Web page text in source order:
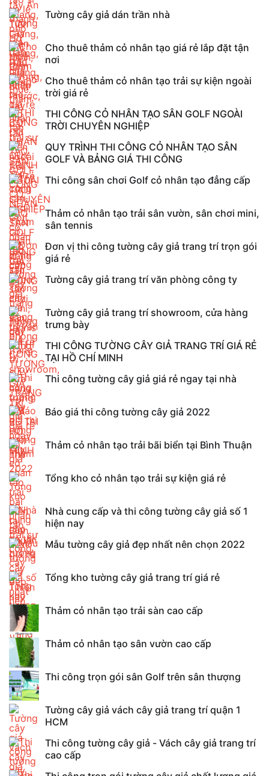
Tường cây giả dán trần nhà
Cho thuê thảm cỏ nhân tạo giá rẻ lắp đặt tận
nơi
Cho thuê thảm cỏ nhân tạo trải sự kiện ngoài
trời giá rẻ
THI CÔNG CỎ NHÂN TẠO SÂN GOLF NGOÀI
TRỜI CHUYÊN NGHIỆP
QUY TRÌNH THI CÔNG CỎ NHÂN TẠO SÂN
GOLF VÀ BẢNG GIÁ THI CÔNG
Thi công sân chơi Golf cỏ nhân tạo đẳng cấp
Thảm cỏ nhân tạo trải sân vườn, sân chơi mini,
sân tennis
Đơn vị thi công tường cây giả trang trí trọn gói
giá rẻ
Tường cây giả trang trí văn phòng công ty
Tường cây giả trang trí showroom, cửa hàng
trưng bày
THI CÔNG TƯỜNG CÂY GIẢ TRANG TRÍ GIÁ RẺ
TẠI HỒ CHÍ MINH
Thi công tường cây giả giá rẻ ngay tại nhà
Báo giá thi công tường cây giả 2022
Thảm cỏ nhân tạo trải bãi biển tại Bình Thuận
Tổng kho cỏ nhân tạo trải sự kiện giá rẻ
Nhà cung cấp và thi công tường cây giả số 1
hiện nay
Mẫu tường cây giả đẹp nhất nên chọn 2022
Tổng kho tường cây giả trang trí giá rẻ
Thảm cỏ nhân tạo trải sàn cao cấp
Thảm cỏ nhân tạo sân vườn cao cấp
Thi công trọn gói sân Golf trên sân thượng
Tường cây giả vách cây giả trang trí quận 1
HCM
Thi công tường cây giả - Vách cây giả trang trí
cao cấp